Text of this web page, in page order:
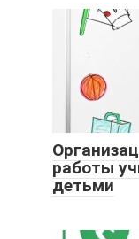
работы
детьми